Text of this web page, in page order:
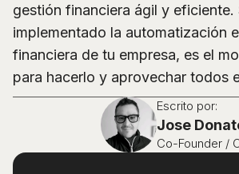
gestión financiera ágil y eficiente.
implementado la automatización
financiera de tu empresa, es el
para hacerlo y aprovechar todos
Escrito por:
Jose
Co-Founder /